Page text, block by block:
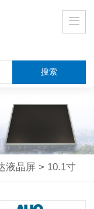
液晶屏 > 10.1寸